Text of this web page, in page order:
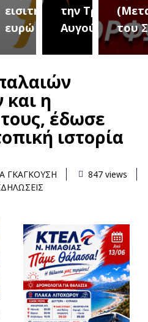
εισιτήριο 2
ευρώ
την Τρίτη 18
Αυγούστουτου
η
έδωσε
ιστορία
ΓΚΑΓΚΟΥΣΗ
847 views